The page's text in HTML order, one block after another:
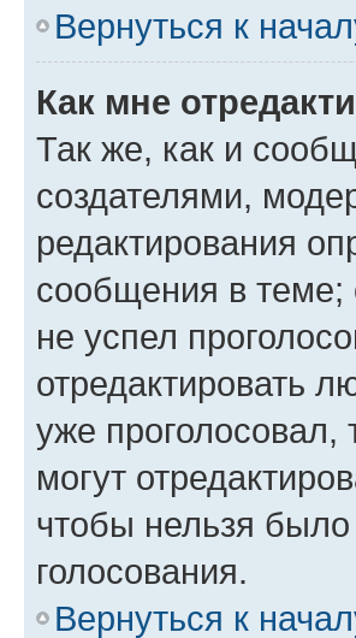
Вернуться к
Как мне
Так же, как и
создателями,
редактирования
сообщения в теме;
не успел
отредактировать
уже проголосовал,
могут
чтобы нельзя
голосования.
Вернуться к